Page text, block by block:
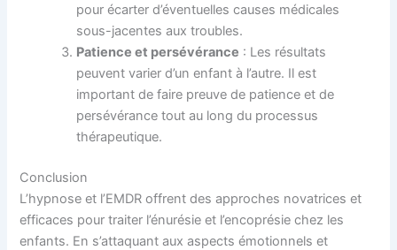
pour écarter d’éventuelles causes médicales
sous-jacentes aux troubles.
Patience et persévérance : Les résultats
peuvent varier d’un enfant à l’autre. Il est
important de faire preuve de patience et de
persévérance tout au long du processus
thérapeutique.
Conclusion
L’hypnose et l’EMDR offrent des approches novatrices et
efficaces pour traiter l’énurésie et l’encoprésie chez les
enfants. En s’attaquant aux aspects émotionnels et